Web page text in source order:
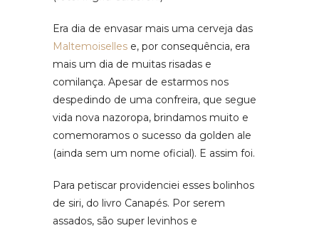
Era dia de envasar mais uma cerveja das
Maltemoiselles e, por consequência, era
mais um dia de muitas risadas e
comilança. Apesar de estarmos nos
despedindo de uma confreira, que segue
vida nova nazoropa, brindamos muito e
comemoramos o sucesso da golden ale
(ainda sem um nome oficial). E assim foi.
Para petiscar providenciei esses bolinhos
de siri, do livro Canapés. Por serem
assados, são super levinhos e